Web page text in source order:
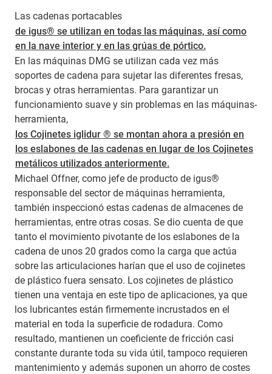
Las cadenas portacables
de igus® se utilizan en todas las máquinas, así como
en la nave interior y en las grúas de pórtico.
En las máquinas DMG se utilizan cada vez más
soportes de cadena para sujetar las diferentes fresas,
brocas y otras herramientas. Para garantizar un
funcionamiento suave y sin problemas en las máquinas-
herramienta,
los Cojinetes iglidur ® se montan ahora a presión en
los eslabones de las cadenas en lugar de los Cojinetes
metálicos utilizados anteriormente.
Michael Offner, como jefe de producto de igus®
responsable del sector de máquinas herramienta,
también inspeccionó estas cadenas de almacenes de
herramientas, entre otras cosas. Se dio cuenta de que
tanto el movimiento pivotante de los eslabones de la
cadena de unos 20 grados como la carga que actúa
sobre las articulaciones harían que el uso de cojinetes
de plástico fuera sensato. Los cojinetes de plástico
tienen una ventaja en este tipo de aplicaciones, ya que
los lubricantes están firmemente incrustados en el
material en toda la superficie de rodadura. Como
resultado, mantienen un coeficiente de fricción casi
constante durante toda su vida útil, tampoco requieren
mantenimiento y además suponen un ahorro de costes